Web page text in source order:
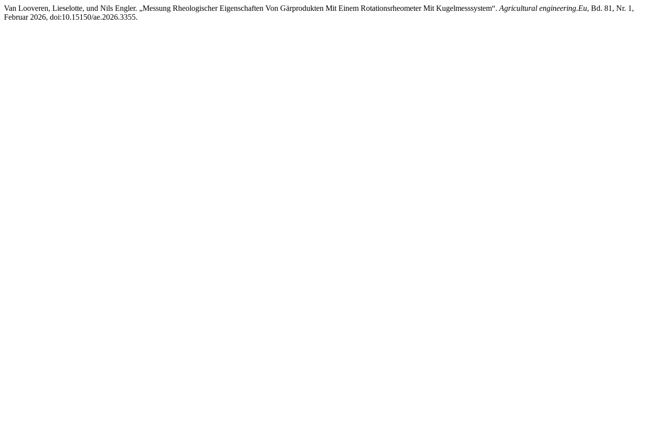
Van Looveren, Lieselotte, und Nils Engler. „Messung Rheologischer Eigenschaften Von Gärprodukten Mit Einem Rotationsrheometer Mit Kugelmesssystem“. Agricultural engineering.Eu, Bd. 81, Nr. 1,
Februar 2026, doi:10.15150/ae.2026.3355.